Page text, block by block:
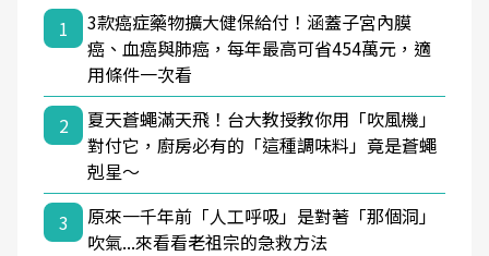
1
3款癌症藥物擴大健保給付！涵蓋子宮內膜
癌、血癌與肺癌，每年最高可省454萬元，適
用條件一次看
2
夏天蒼蠅滿天飛！台大教授教你用「吹風機」
對付它，廚房必有的「這種調味料」竟是蒼蠅
剋星～
3
原來一千年前「人工呼吸」是對著「那個洞」
吹氣...來看看老祖宗的急救方法